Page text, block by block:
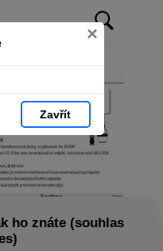
×
Zavřít
ho znáte (souhlas